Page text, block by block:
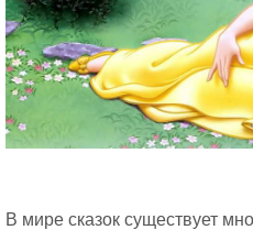
В мире сказок существует